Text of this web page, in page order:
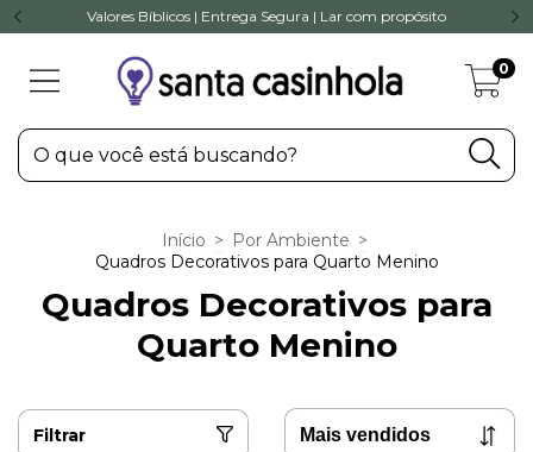
Valores Bíblicos | Entrega Segura | Lar com propósito
0
Início > Por Ambiente >
Quadros Decorativos para Quarto Menino
Quadros Decorativos para
Quarto Menino
Filtrar